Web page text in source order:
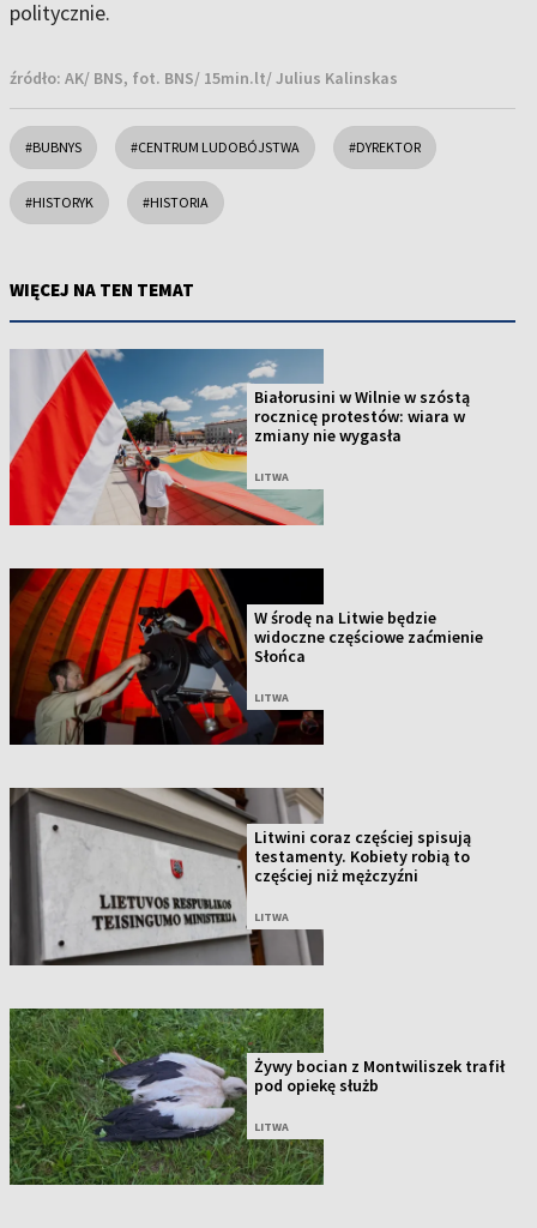
politycznie.
źródło: AK/ BNS, fot. BNS/ 15min.lt/ Julius Kalinskas
#BUBNYS #CENTRUM LUDOBÓJSTWA #DYREKTOR
#HISTORYK #HISTORIA
WIĘCEJ NA TEN TEMAT
Białorusini w Wilnie w szóstą
rocznicę protestów: wiara w
zmiany nie wygasła
LITWA
W środę na Litwie będzie
widoczne częściowe zaćmienie
Słońca
LITWA
Litwini coraz częściej spisują
testamenty. Kobiety robią to
częściej niż mężczyźni
LITWA
Żywy bocian z Montwiliszek trafił
pod opiekę służb
LITWA